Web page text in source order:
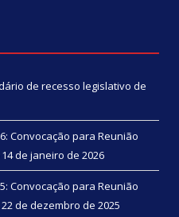
de recesso legislativo de
Convocação para Reunião
14 de janeiro de 2026
Convocação para Reunião
22 de dezembro de 2025